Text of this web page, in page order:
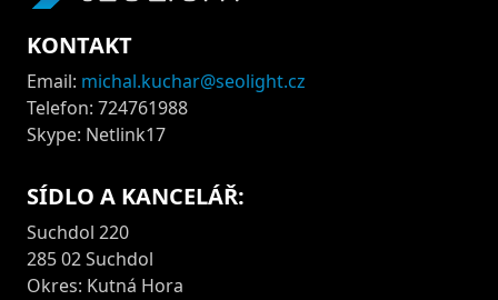
KONTAKT
Email: michal.kuchar@seolight.cz
Telefon: 724761988
Skype: Netlink17
SÍDLO A KANCELÁŘ:
Suchdol 220
285 02 Suchdol
Okres: Kutná Hora